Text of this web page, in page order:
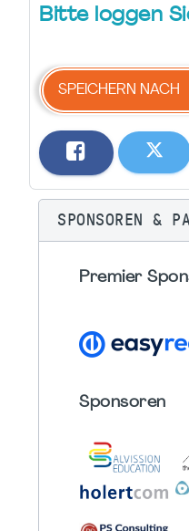
Bitte loggen
SPEICHERN NACH
SPONSOREN &
Premier
Sponsoren